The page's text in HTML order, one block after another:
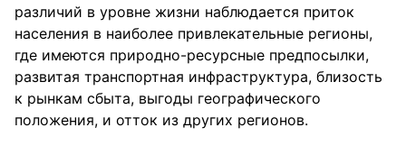
различий в уровне жизни наблюдается приток
населения в наиболее привлекательные регионы,
где имеются природно-ресурсные предпосылки,
развитая транспортная инфраструктура, близость
к рынкам сбыта, выгоды географического
положения, и отток из других регионов.